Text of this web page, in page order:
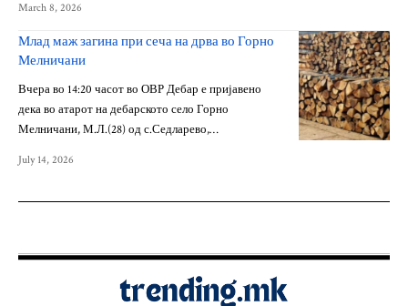
March 8, 2026
Млад маж загина при сеча на дрва во Горно
Мелничани
Вчера во 14:20 часот во ОВР Дебар е пријавено
дека во атарот на дебарското село Горно
Мелничани, М.Л.(28) од с.Седларево,…
July 14, 2026